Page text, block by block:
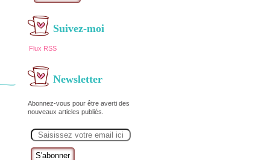
Suivez-moi
Flux RSS
Newsletter
Abonnez-vous pour être averti des
nouveaux articles publiés.
m